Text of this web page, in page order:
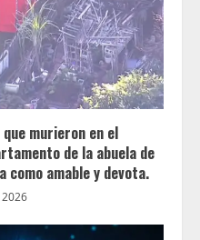
murieron en el
de la abuela de
como amable y devota.